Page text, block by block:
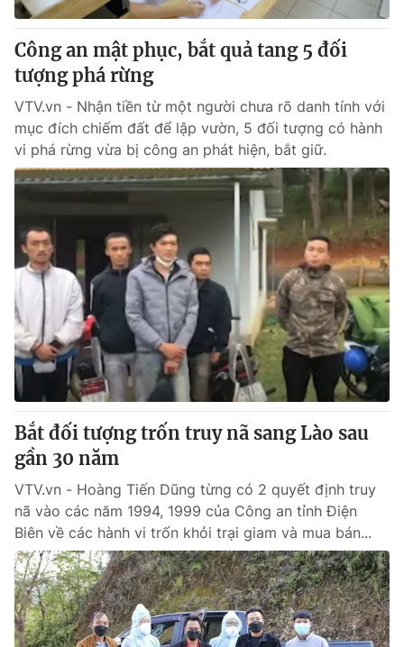
Công an mật phục, bắt quả tang 5 đối
tượng phá rừng
VTV.vn - Nhận tiền từ một người chưa rõ danh tính với
mục đích chiếm đất để lập vườn, 5 đối tượng có hành
vi phá rừng vừa bị công an phát hiện, bắt giữ.
Bắt đối tượng trốn truy nã sang Lào sau
gần 30 năm
VTV.vn - Hoàng Tiến Dũng từng có 2 quyết định truy
nã vào các năm 1994, 1999 của Công an tỉnh Điện
Biên về các hành vi trốn khỏi trại giam và mua bán...